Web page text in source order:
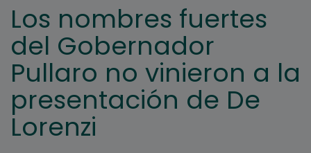
Los nombres fuertes
del Gobernador
Pullaro no vinieron a la
presentación de De
Lorenzi